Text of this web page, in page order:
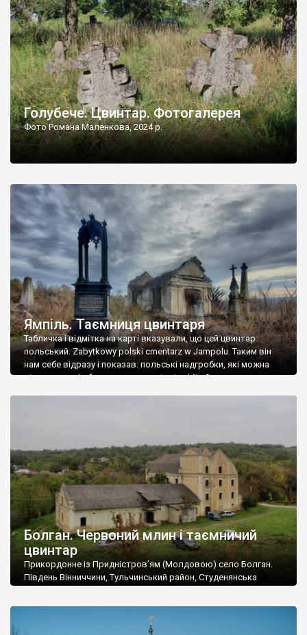
різноманітних форм хрестів. Село відносно невелике, […]
Голубече. Цвинтар. Фотогалерея
Фото Романа Маленкова, 2024 р.
Ямпіль. Таємниця цвинтаря
Табличка і відмітка на карті вказували, що цей цвинтар
польський. Zabytkowy polski cmentarz w Jampolu. Таким він
нам себе відразу і показав: польські надгробки, які можна
віднести до фабричних, польські епітафії… Загалом цвинтар
Болган. Червоний млин і таємничий
цвинтар
Прикордонне із Придністров’ям (Молдовою) село Болган.
Південь Вінниччини, Тульчинський район, Студенянська
старовинний цвинтар із кам’яними хрестами. Всі епітафії, які
збереглися, написані кирилицею, церковнослов’янською